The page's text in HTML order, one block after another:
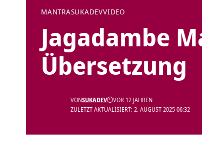
MANTRASUKADEVVIDEO
Jagadambe
Übersetzung
ZULETZT AKTUALISIERT: 2. AUGUST 2025 06:32
VONSUKADEV VOR 12 JAHREN